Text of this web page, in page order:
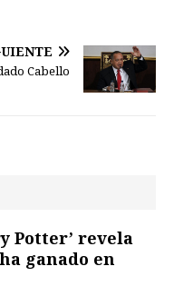
Cabello
Potter’ revela
ganado en